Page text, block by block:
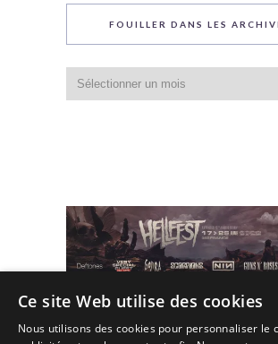
FOUILLER DANS LES
dans
les
Ce site Web utilise des cookies
Nous utilisons des cookies pour personnaliser le